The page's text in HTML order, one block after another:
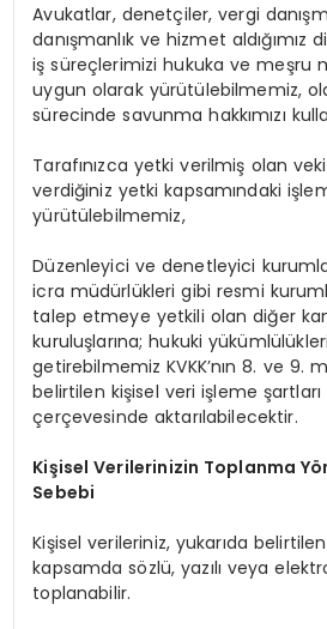
Avukatlar, denetçiler, vergi
danışmanlık ve hizmet aldığımız
iş süreçlerimizi hukuka ve meşru
uygun olarak yürütülebilmemiz,
sürecinde savunma hakkımızı
Tarafınızca yetki verilmiş olan
verdiğiniz yetki kapsamındaki
yürütülebilmemiz,
Düzenleyici ve denetleyici
icra müdürlükleri gibi resmi
talep etmeye yetkili olan diğer
kuruluşlarına; hukuki
getirebilmemiz KVKK’nın 8. ve 9.
belirtilen kişisel veri işleme şartları
çerçevesinde aktarılabilecektir.
Kişisel Verilerinizin Toplanma
Sebebi
Kişisel verileriniz, yukarıda
kapsamda sözlü, yazılı veya
toplanabilir.